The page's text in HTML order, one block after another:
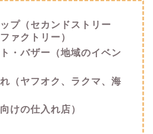
プ（セカンドストリー
ァクトリー）
・バザー（地域のイベン
（ヤフオク、ラクマ、海
けの仕入れ店）